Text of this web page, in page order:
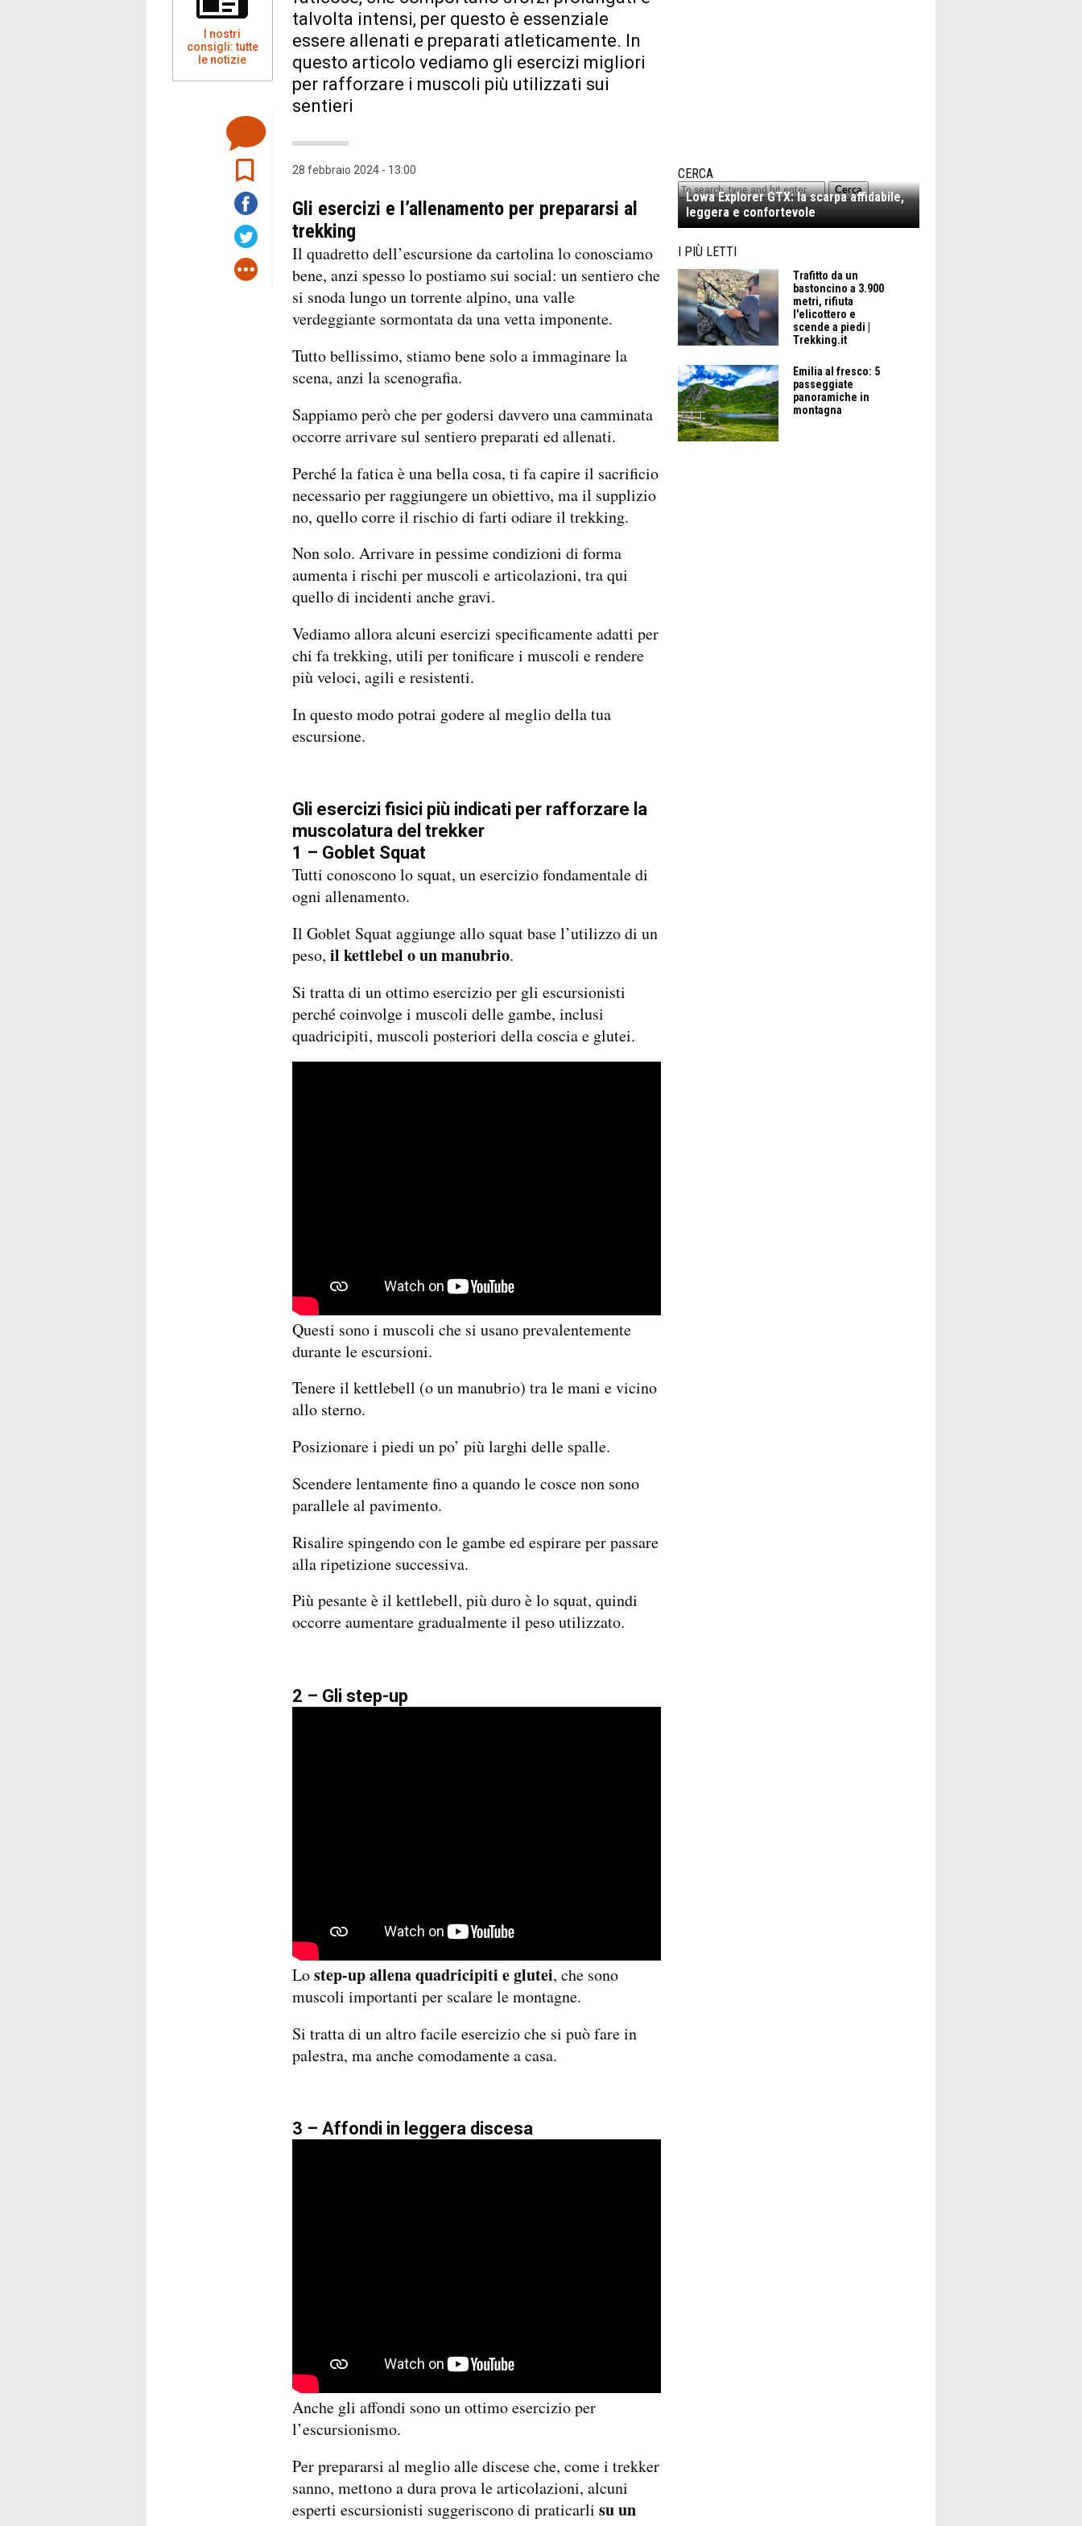
I nostri
consigli: tutte
le notizie
talvolta intensi, per questo è essenziale
essere allenati e preparati atleticamente. In
questo articolo vediamo gli esercizi migliori
per rafforzare i muscoli più utilizzati sui
sentieri
28 febbraio 2024 - 13:00
Gli esercizi e l’allenamento per prepararsi al
trekking
Il quadretto dell’escursione da cartolina lo conosciamo
bene, anzi spesso lo postiamo sui social: un sentiero che
si snoda lungo un torrente alpino, una valle
verdeggiante sormontata da una vetta imponente.
Tutto bellissimo, stiamo bene solo a immaginare la
scena, anzi la scenografia.
Sappiamo però che per godersi davvero una camminata
occorre arrivare sul sentiero preparati ed allenati.
Perché la fatica è una bella cosa, ti fa capire il sacrificio
necessario per raggiungere un obiettivo, ma il supplizio
no, quello corre il rischio di farti odiare il trekking.
Non solo. Arrivare in pessime condizioni di forma
aumenta i rischi per muscoli e articolazioni, tra qui
quello di incidenti anche gravi.
Vediamo allora alcuni esercizi specificamente adatti per
chi fa trekking, utili per tonificare i muscoli e rendere
più veloci, agili e resistenti.
In questo modo potrai godere al meglio della tua
escursione.
Gli esercizi fisici più indicati per rafforzare la
muscolatura del trekker
1 – Goblet Squat
Tutti conoscono lo squat, un esercizio fondamentale di
ogni allenamento.
Il Goblet Squat aggiunge allo squat base l’utilizzo di un
peso, il kettlebel o un manubrio.
Si tratta di un ottimo esercizio per gli escursionisti
perché coinvolge i muscoli delle gambe, inclusi
quadricipiti, muscoli posteriori della coscia e glutei.
Questi sono i muscoli che si usano prevalentemente
durante le escursioni.
Tenere il kettlebell (o un manubrio) tra le mani e vicino
allo sterno.
Posizionare i piedi un po’ più larghi delle spalle.
Scendere lentamente fino a quando le cosce non sono
parallele al pavimento.
Risalire spingendo con le gambe ed espirare per passare
alla ripetizione successiva.
Più pesante è il kettlebell, più duro è lo squat, quindi
occorre aumentare gradualmente il peso utilizzato.
2 – Gli step-up
Lostep-up allena quadricipiti e glutei, che sono
muscoli importanti per scalare le montagne.
Si tratta di un altro facile esercizio che si può fare in
palestra, ma anche comodamente a casa.
3 – Affondi in leggera discesa
Anche gli affondi sono un ottimo esercizio per
l’escursionismo.
Per prepararsi al meglio alle discese che, come i trekker
sanno, mettono a dura prova le articolazioni, alcuni
esperti escursionisti suggeriscono di praticarli su un
CERCA
Cerca
Lowa Explorer GTX: la scarpa affidabile,
leggera e confortevole
I PIÙ LETTI
Trafitto da un
bastoncino a 3.900
metri, rifiuta
l'elicottero e
scende a piedi |
Trekking.it
Emilia al fresco: 5
passeggiate
panoramiche in
montagna